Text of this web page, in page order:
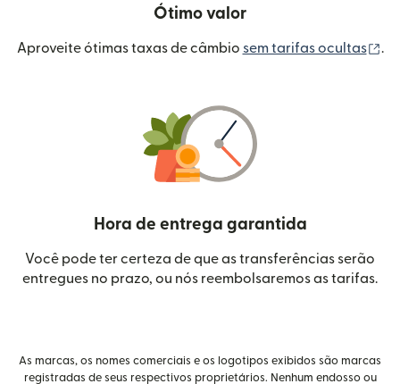
Ótimo valor
Aproveite ótimas taxas de câmbio sem tarifas ocultas .
Hora de entrega garantida
Você pode ter certeza de que as transferências serão
entregues no prazo, ou nós reembolsaremos as tarifas.
As marcas, os nomes comerciais e os logotipos exibidos são marcas
registradas de seus respectivos proprietários. Nenhum endosso ou